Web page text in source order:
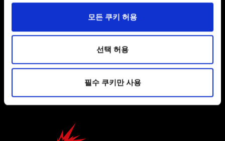
일부 쿠키는 웹 사이트를 정상적으로 이용하기 위해
관련 기술적 피드백을 제공하여 사용자의 웹사이트 이용
환경을 개선하기 위해 사용됩니다. 예를 들어, 소셜
미디어를 통해 사용자와 소통할 경우, 사용자의 선호도를
파악하기 위해 쿠키의 일부를 저희 파트너와 공유할 수도
있습니다. 물론, 이처럼 선택적으로 쿠키를 사용할
경우에는 사용자의 동의를 구할 것입니다.
쿠키 사용에 관한 세부 사항이나 관련 설정은 아래의
"Settings" 메뉴에서 확인할 수 있습니다.
모든 쿠키 허용
선택 허용
필수 쿠키만 사용
사용자 약관 동의
개인 정보 정책
쿠키 정책